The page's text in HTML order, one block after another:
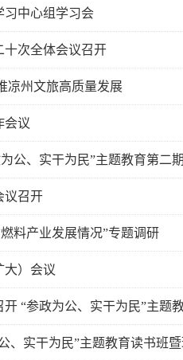
习中心组学习会
十次全体会议召开
凉州文旅高质量发展
会议
公、实干为民”主题教育第二
议召开
料产业发展情况”专题调研
大）会议
“参政为公、实干为民”主题
、实干为民”主题教育读书班